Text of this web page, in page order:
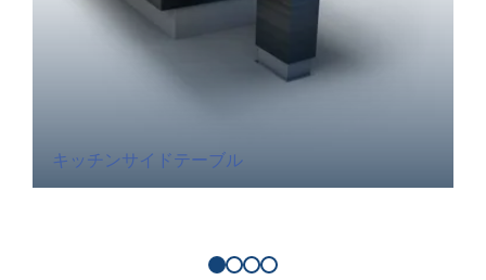
キッチンサイドテーブル